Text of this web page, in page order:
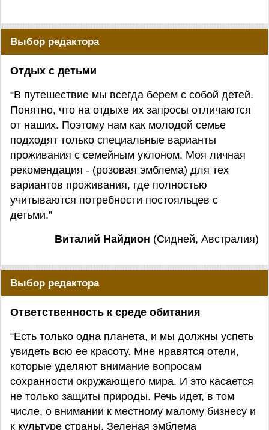
Выбор редактора
Отдых с детьми
“В путешествие мы всегда берем с собой детей.
Понятно, что на отдыхе их запросы отличаются
от наших. Поэтому нам как молодой семье
подходят только специальные варианты
проживания с семейным уклоном. Моя личная
рекомендация - (розовая эмблема) для тех
вариантов проживания, где полностью
учитываются потребности постояльцев с
детьми.”
Виталий Найдион (Сидней, Австралия)
Выбор редактора
Ответственность к среде обитания
“Есть только одна планета, и мы должны успеть
увидеть всю ее красоту. Мне нравятся отели,
которые уделяют внимание вопросам
сохранности окружающего мира. И это касается
не только защиты природы. Речь идет, в том
числе, о внимании к местному малому бизнесу и
к культуре страны. Зеленая эмблема